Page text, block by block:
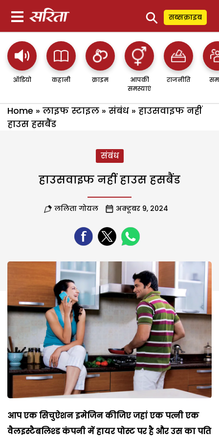
⚲ सब्सक्राइब
ऑडियो कहानी क्राइम
आपकी
समस्याएं
राजनीति
Home » लाइफ स्टाइल » संबंध » हाउसवाइफ नहीं
हाउस हसबैंड
संबंध
हाउसवाइफ नहीं हाउस हसबैंड
ललिता गोयल अक्टूबर 9, 2024
आप एक सिचुऐशन इमेजिन कीजिए जहां एक पत्नी एक
वैलइस्टैबलिश्ड कंपनी में हायर पोस्ट पर है और उस का पति